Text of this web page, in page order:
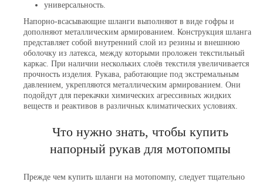
универсальность.
Напорно-всасывающие шланги выполняют в виде гофры и
дополняют металлическим армированием. Конструкция шланга
представляет собой внутренний слой из резины и внешнюю
оболочку из латекса, между которыми проложен текстильный
каркас. При наличии нескольких слоёв текстиля увеличивается
прочность изделия. Рукава, работающие под экстремальным
давлением, укрепляются металлическим армированием. Они
подойдут для перекачки химических агрессивных жидких
веществ и реактивов в различных климатических условиях.
Что нужно знать, чтобы купить
напорный рукав для мотопомпы
Прежде чем купить шланги на мотопомпу, следует тщательно